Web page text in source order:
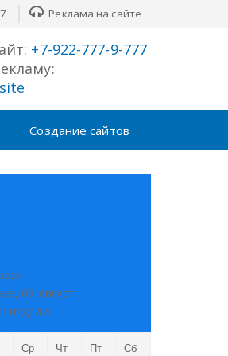
Реклама на сайте
+7-922-777-9-777
Создание сайтов
09 Август
неделю
Ср Чт Пт Сб